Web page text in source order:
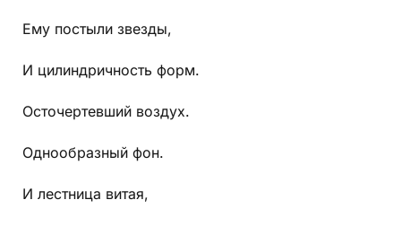
Ему постыли звезды,
И цилиндричность форм.
Осточертевший воздух.
Однообразный фон.
И лестница витая,